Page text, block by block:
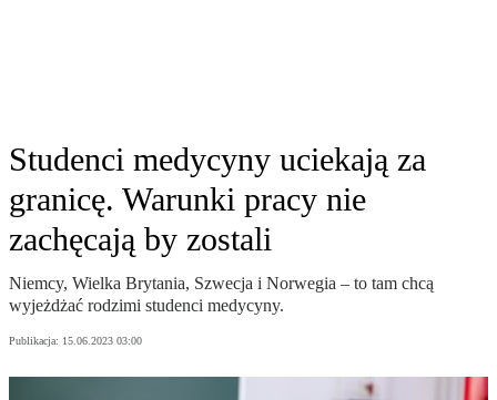
Studenci medycyny uciekają za
granicę. Warunki pracy nie
zachęcają by zostali
Niemcy, Wielka Brytania, Szwecja i Norwegia – to tam chcą
wyjeżdżać rodzimi studenci medycyny.
Publikacja: 15.06.2023 03:00